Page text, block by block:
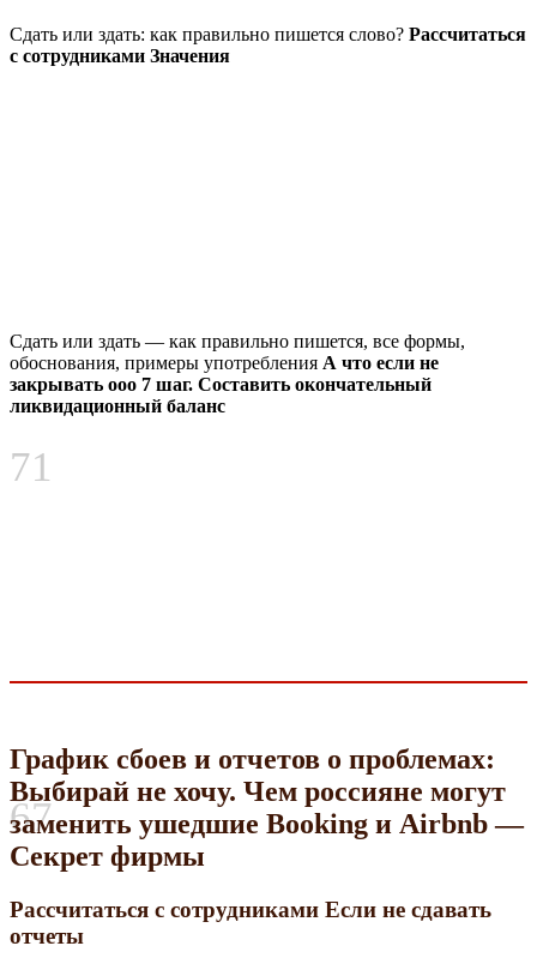
Сдать или здать: как правильно пишется слово? Рассчитаться
с сотрудниками Значения
71
Сдать или здать — как правильно пишется, все формы,
обоснования, примеры употребления А что если не
закрывать ооо 7 шаг. Составить окончательный
ликвидационный баланс
67
График сбоев и отчетов о проблемах:
Выбирай не хочу. Чем россияне могут
заменить ушедшие Booking и Airbnb —
Секрет фирмы
Рассчитаться с сотрудниками Если не сдавать
отчеты